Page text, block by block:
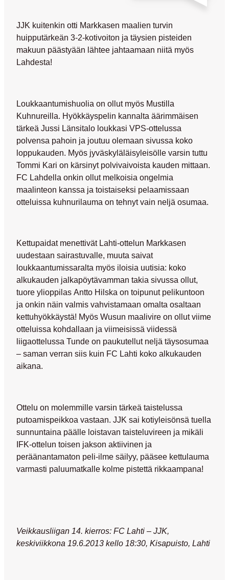
JJK kuitenkin otti Markkasen maalien turvin
huipputärkeän 3-2-kotivoiton ja täysien pisteiden
makuun päästyään lähtee jahtaamaan niitä myös
Lahdesta!
Loukkaantumishuolia on ollut myös Mustilla
Kuhnureilla. Hyökkäyspelin kannalta äärimmäisen
tärkeä Jussi Länsitalo loukkasi VPS-ottelussa
polvensa pahoin ja joutuu olemaan sivussa koko
loppukauden. Myös jyväskyläläisyleisölle varsin tuttu
Tommi Kari on kärsinyt polvivaivoista kauden mittaan.
FC Lahdella onkin ollut melkoisia ongelmia
maalinteon kanssa ja toistaiseksi pelaamissaan
otteluissa kuhnurilauma on tehnyt vain neljä osumaa.
Kettupaidat menettivät Lahti-ottelun Markkasen
uudestaan sairastuvalle, muuta saivat
loukkaantumissaralta myös iloisia uutisia: koko
alkukauden jalkapöytävamman takia sivussa ollut,
tuore ylioppilas Antto Hilska on toipunut pelikuntoon
ja onkin näin valmis vahvistamaan omalta osaltaan
kettuhyökkäystä! Myös Wusun maalivire on ollut viime
otteluissa kohdallaan ja viimeisissä viidessä
liigaottelussa Tunde on paukutellut neljä täysosumaa
– saman verran siis kuin FC Lahti koko alkukauden
aikana.
Ottelu on molemmille varsin tärkeä taistelussa
putoamispeikkoa vastaan. JJK sai kotiyleisönsä tuella
sunnuntaina päälle loistavan taisteluvireen ja mikäli
IFK-ottelun toisen jakson aktiivinen ja
peräänantamaton peli-ilme säilyy, pääsee kettulauma
varmasti paluumatkalle kolme pistettä rikkaampana!
Veikkausliigan 14. kierros: FC Lahti – JJK,
keskiviikkona 19.6.2013 kello 18:30, Kisapuisto, Lahti